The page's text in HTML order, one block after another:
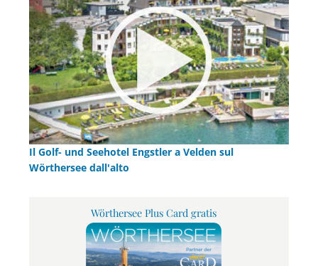
Il Golf- und Seehotel Engstler a Velden sul
Wörthersee dall'alto
Wörthersee Plus Card gratis